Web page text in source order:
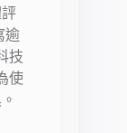
逾
技
使